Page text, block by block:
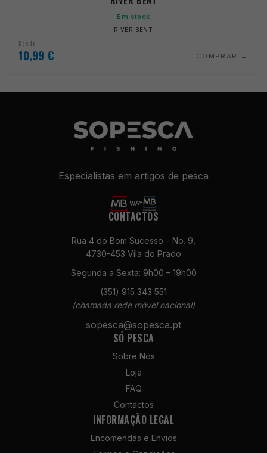
Em stock
RIVER BENT
Desde
10,99 € COMPRAR
Especialistas em artigos de pesca
CONTACTOS
Rua 4 do Bom Sucesso – No. 9,
4730-453 Vila do Prado
Segunda a Sexta: 9h00 – 19h00
(351) 915 343 551
(chamada rede móvel nacional)
sopesca@sopesca.pt
SÓ PESCA
Sobre Nós
Loja
FAQ
Contactos
INFORMAÇÃO LEGAL
Encomendas e Envios
Necessários
Estes cookies
opcionais. São
necessários
funcionamento
Estatísticas
Para que
possamos
melhorar a